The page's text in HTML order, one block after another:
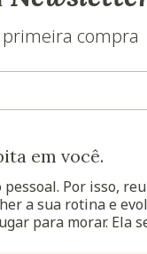
primeira compra
em você.
Por isso,
a sua rotina e
para morar. Ela